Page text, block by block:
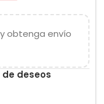
obtenga envío
deseos